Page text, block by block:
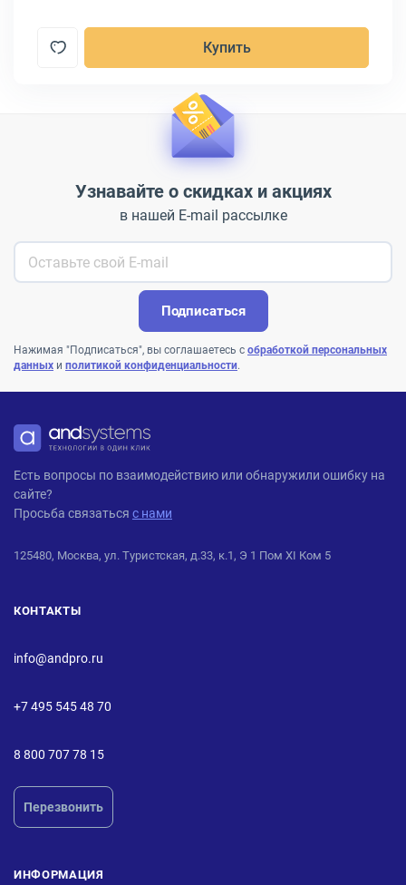
Купить
Узнавайте о скидках и акциях
в нашей E-mail рассылке
Подписаться
Нажимая "Подписаться", вы соглашаетесь с обработкой персональных
данных и политикой конфиденциальности.
ANDPRO
Есть вопросы по взаимодействию или обнаружили ошибку на
сайте?
Просьба связаться с нами
125480, Москва, ул. Туристская, д.33, к.1, Э 1 Пом XI Ком 5
КОНТАКТЫ
info@andpro.ru
+7 495 545 48 70
8 800 707 78 15
Перезвонить
ИНФОРМАЦИЯ